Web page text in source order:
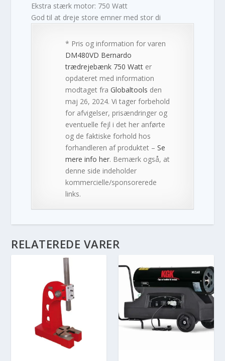
Ekstra stærk motor: 750 Watt
God til at dreje store emner med stor di
* Pris og information for varen
DM480VD Bernardo
trædrejebænk 750 Watt er
opdateret med information
modtaget fraGlobaltools den
maj 26, 2024. Vi tager forbehold
for afvigelser, prisændringer og
eventuelle fejl i det her anførte
og de faktiske forhold hos
forhandleren af produktet –Se
mere info her. Bemærk også, at
denne side indeholder
kommercielle/sponsorerede
links.
RELATEREDE VARER